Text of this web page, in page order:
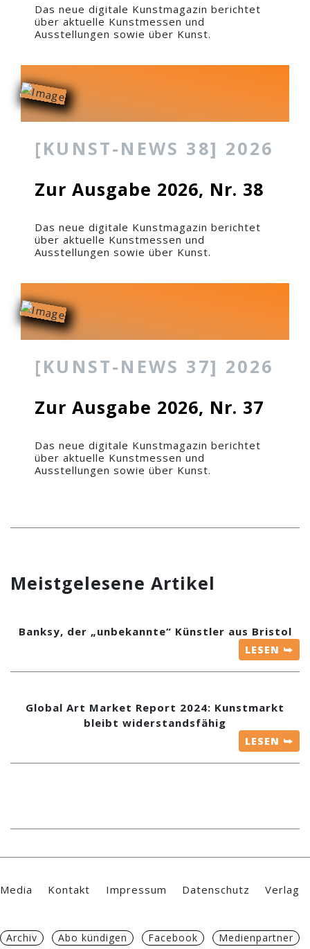
Das neue digitale Kunstmagazin berichtet
über aktuelle Kunstmessen und
Ausstellungen sowie über Kunst.
[KUNST-NEWS 38] 2026
Zur Ausgabe 2026, Nr. 38
Das neue digitale Kunstmagazin berichtet
über aktuelle Kunstmessen und
Ausstellungen sowie über Kunst.
[KUNST-NEWS 37] 2026
Zur Ausgabe 2026, Nr. 37
Das neue digitale Kunstmagazin berichtet
über aktuelle Kunstmessen und
Ausstellungen sowie über Kunst.
Meistgelesene Artikel
Banksy, der „unbekannte“ Künstler aus Bristol
LESEN ⮩
Global Art Market Report 2024: Kunstmarkt
bleibt widerstandsfähig
LESEN ⮩
Media Kontakt Impressum Datenschutz Verlag
Archiv Abo kündigen Facebook Medienpartner